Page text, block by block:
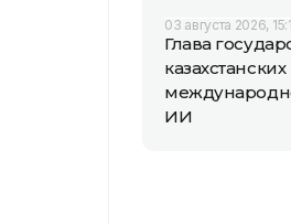
03 августа 2026,
Глава
ИИ